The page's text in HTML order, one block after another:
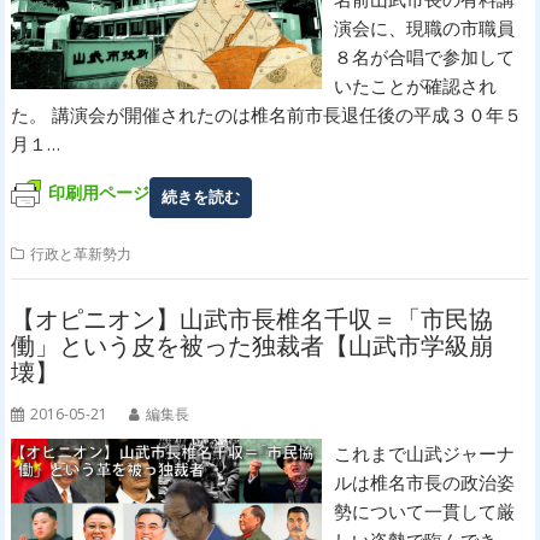
演会に、現職の市職員
８名が合唱で参加して
いたことが確認され
た。 講演会が開催されたのは椎名前市長退任後の平成３０年５
月１…
印刷用ページ 続きを読む
行政と革新勢力
【オピニオン】山武市長椎名千収＝「市民協
働」という皮を被った独裁者【山武市学級崩
壊】
2016-05-21 編集長
これまで山武ジャーナ
ルは椎名市長の政治姿
勢について一貫して厳